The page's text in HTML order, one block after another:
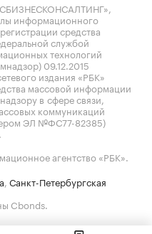
информационного
средства
службой
технологий
09.12.2015
издания «РБК»
массовой информации
в сфере связи,
коммуникаций
ЭЛ №ФС77-82385)
агентство «РБК».
, Санкт-Петербургская
Cbonds.